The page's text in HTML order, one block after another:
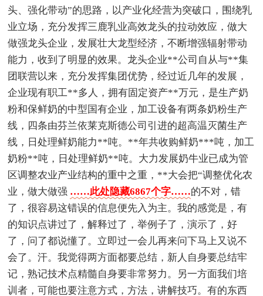
头、强化带动”的思路，以产业化经营为突破口，围绕乳
业立场，充分发挥三鹿乳业高效龙头的拉动效应，做大
做强龙头企业，发展壮大龙型经济，不断增强辐射带动
能力，收到了明显的效果。龙头企业**公司自从与**集
团联营以来，充分发挥集团优势，经过近几年的发展，
企业现有职工**多人，拥有固定资产**万元，是生产奶
粉和保鲜奶的中型国有企业，加工设备有两条奶粉生产
线，四条由芬兰依莱克斯德公司引进的超高温灭菌生产
线，日处理鲜奶能力**吨。**年共收购鲜奶***吨，加工
奶粉**吨，日处理鲜奶**吨。大力发展奶牛业已成为管
区调整农业产业结构的重中之重，**大会把“调整优化农
业，做大做强 ……此处隐藏6867个字……的不对，错
了，很容易这错误的信息便先入为主。我的感觉是，有
的知识点讲过了，解释过了，举例子了，演示了，好
了，问了都说懂了。立即过一会儿再来问下马上又说不
会了。汗。我觉得两方面都要总结，新人自身要总结牢
记，熟记技术点精髓自身要非常努力。另一方面我们培
训者，可能也要注意方式，方法，讲解技巧。有的东西